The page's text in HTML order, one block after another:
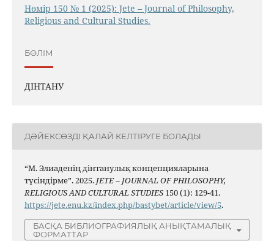
Нөмір 150 № 1 (2025): Jete – Jоurnal of Philosophy,
Religious аnd Cultural Studies.
БӨЛІМ
ДІНТАНУ
ДӘЙЕКСӨЗДІ ҚАЛАЙ КЕЛТІРУГЕ БОЛАДЫ
“М. Элиаденің дінтанулық концепцияларына
түсіндірме”. 2025. JETE – JОURNAL OF PHILOSOPHY,
RELIGIOUS AND CULTURAL STUDIES150 (1): 129-41.
https://jete.enu.kz/index.php/bastybet/article/view/5.
БАСҚА БИБЛИОГРАФИЯЛЫҚ АНЫҚТАМАЛЫҚ
ФОРМАТТАР